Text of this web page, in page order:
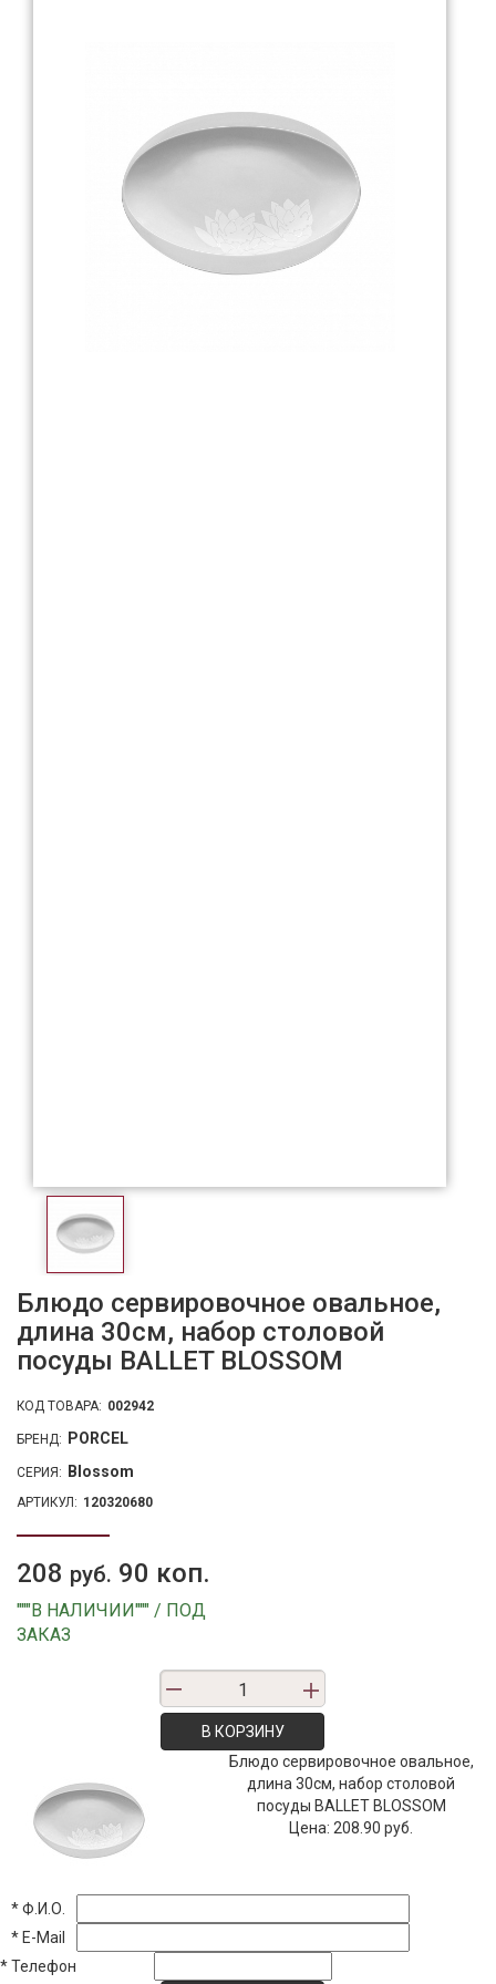
Блюдо сервировочное овальное,
длина 30см, набор столовой
посуды BALLET BLOSSOM
КОД ТОВАРА: 002942
БРЕНД: PORCEL
СЕРИЯ: Blossom
АРТИКУЛ: 120320680
208 руб. 90 коп.
"""В НАЛИЧИИ""" / ПОД
ЗАКАЗ
В КОРЗИНУ
Блюдо сервировочное овальное,
длина 30см, набор столовой
посуды BALLET BLOSSOM
Цена:208.90 руб.
*Ф.И.О.
* E-Mail
*Телефон